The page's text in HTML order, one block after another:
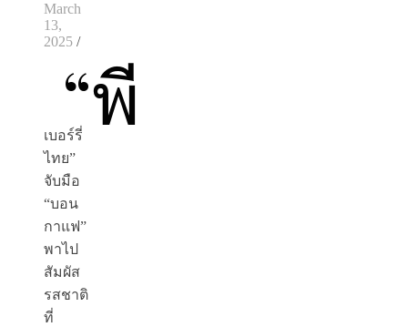
March
13,
2025 /
“พี
เบอร์รี่
ไทย”
จับมือ
“บอน
กาแฟ”
พาไป
สัมผัส
รสชาติ
ที่